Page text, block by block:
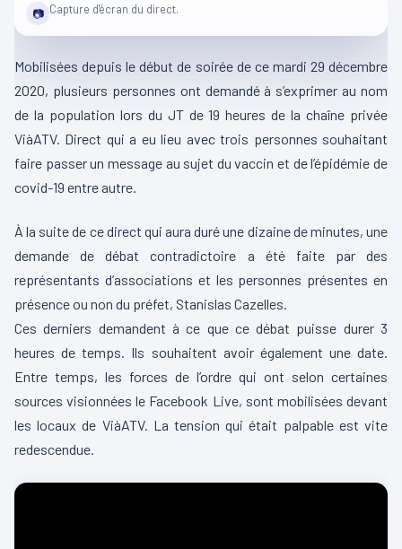
📷 Capture d'écran du direct.
Mobilisées depuis le début de soirée de ce mardi 29 décembre
2020, plusieurs personnes ont demandé à s’exprimer au nom
de la population lors du JT de 19 heures de la chaîne privée
ViàATV. Direct qui a eu lieu avec trois personnes souhaitant
faire passer un message au sujet du vaccin et de l’épidémie de
covid-19 entre autre.
À la suite de ce direct qui aura duré une dizaine de minutes, une
demande de débat contradictoire a été faite par des
représentants d’associations et les personnes présentes en
présence ou non du préfet, Stanislas Cazelles.
Ces derniers demandent à ce que ce débat puisse durer 3
heures de temps. Ils souhaitent avoir également une date.
Entre temps, les forces de l’ordre qui ont selon certaines
sources visionnées le Facebook Live, sont mobilisées devant
les locaux de ViàATV. La tension qui était palpable est vite
redescendue.